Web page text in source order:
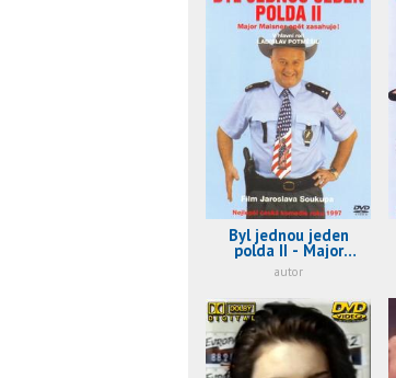
Byl jednou jeden
polda II - Major
Maisner opět
zasahuje! (1997)
autor